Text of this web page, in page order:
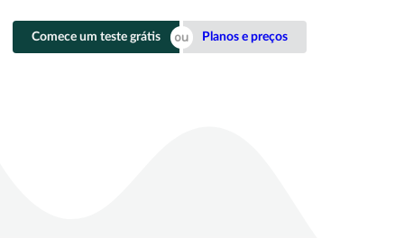
Comece um teste grátis Planos e preços